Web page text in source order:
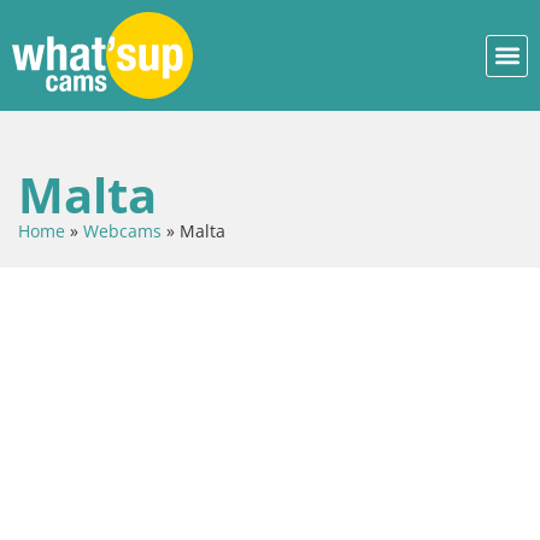
Malta
Home » Webcams » Malta